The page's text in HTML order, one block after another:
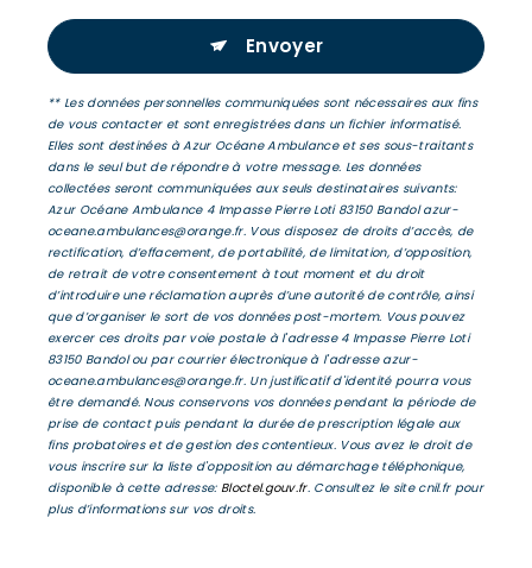
Envoyer
** Les données personnelles communiquées sont nécessaires aux fins
de vous contacter et sont enregistrées dans un fichier informatisé.
Elles sont destinées à Azur Océane Ambulance et ses sous-traitants
dans le seul but de répondre à votre message. Les données
collectées seront communiquées aux seuls destinataires suivants:
Azur Océane Ambulance 4 Impasse Pierre Loti 83150 Bandol azur-
oceane.ambulances@orange.fr. Vous disposez de droits d’accès, de
rectification, d’effacement, de portabilité, de limitation, d’opposition,
de retrait de votre consentement à tout moment et du droit
d’introduire une réclamation auprès d’une autorité de contrôle, ainsi
que d’organiser le sort de vos données post-mortem. Vous pouvez
exercer ces droits par voie postale à l'adresse 4 Impasse Pierre Loti
83150 Bandol ou par courrier électronique à l'adresse azur-
oceane.ambulances@orange.fr. Un justificatif d'identité pourra vous
être demandé. Nous conservons vos données pendant la période de
prise de contact puis pendant la durée de prescription légale aux
fins probatoires et de gestion des contentieux. Vous avez le droit de
vous inscrire sur la liste d'opposition au démarchage téléphonique,
disponible à cette adresse: Bloctel.gouv.fr. Consultez le site cnil.fr pour
plus d’informations sur vos droits.